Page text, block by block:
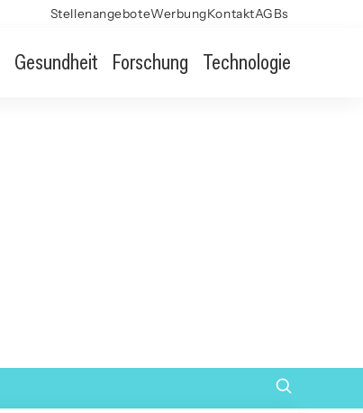
StellenangeboteWerbungKontaktAGBs
Gesundheit Forschung Technologie